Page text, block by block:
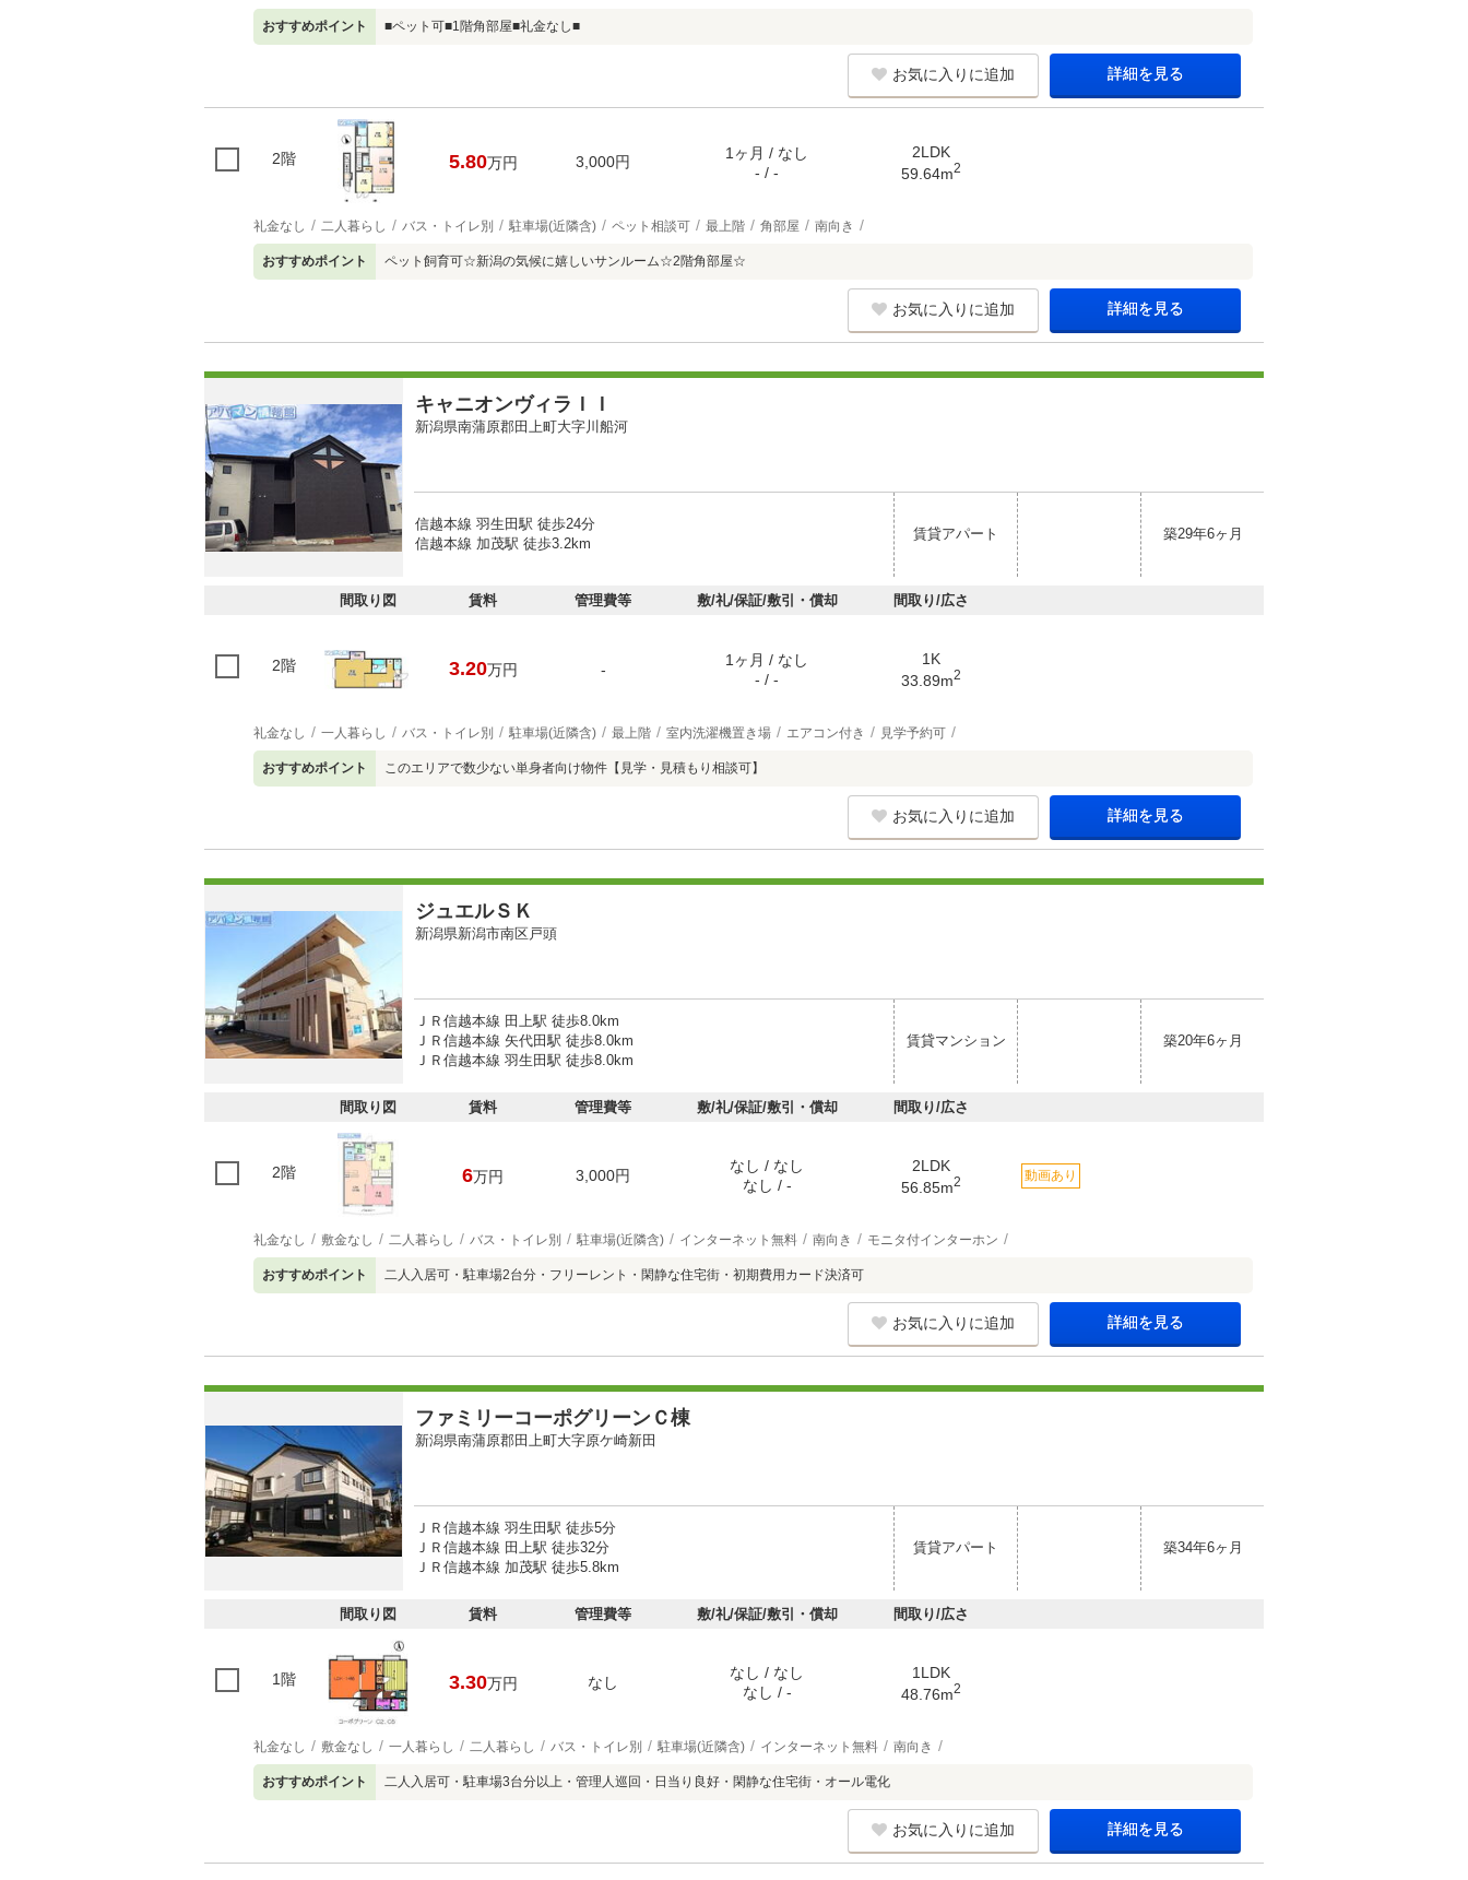
おすすめポイント ■ペット可■1階角部屋■礼金なし■
お気に入りに追加 詳細を見る
2階 5.80万円 3,000円
1ヶ月 / なし
- / -
2LDK
59.64m2
礼金なし 二人暮らし バス・トイレ別 駐車場(近隣含) ペット相談可 最上階 角部屋 南向き
おすすめポイント ペット飼育可☆新潟の気候に嬉しいサンルーム☆2階角部屋☆
お気に入りに追加 詳細を見る
キャニオンヴィラＩＩ
新潟県南蒲原郡田上町大字川船河
信越本線 羽生田駅 徒歩24分
信越本線 加茂駅 徒歩3.2km
賃貸アパート 築29年6ヶ月
間取り図 賃料 管理費等 敷/礼/保証/敷引・償却 間取り/広さ
2階 3.20万円 -
1ヶ月 / なし
- / -
1K
33.89m2
礼金なし 一人暮らし バス・トイレ別 駐車場(近隣含) 最上階 室内洗濯機置き場 エアコン付き 見学予約可
おすすめポイント このエリアで数少ない単身者向け物件【見学・見積もり相談可】
お気に入りに追加 詳細を見る
ジュエルＳＫ
新潟県新潟市南区戸頭
ＪＲ信越本線 田上駅 徒歩8.0km
ＪＲ信越本線 矢代田駅 徒歩8.0km
ＪＲ信越本線 羽生田駅 徒歩8.0km
賃貸マンション 築20年6ヶ月
間取り図 賃料 管理費等 敷/礼/保証/敷引・償却 間取り/広さ
2階 6万円 3,000円
なし / なし
なし / -
2LDK
56.85m2 動画あり
礼金なし 敷金なし 二人暮らし バス・トイレ別 駐車場(近隣含) インターネット無料 南向き モニタ付インターホン
おすすめポイント 二人入居可・駐車場2台分・フリーレント・閑静な住宅街・初期費用カード決済可
お気に入りに追加 詳細を見る
ファミリーコーポグリーンＣ棟
新潟県南蒲原郡田上町大字原ケ崎新田
ＪＲ信越本線 羽生田駅 徒歩5分
ＪＲ信越本線 田上駅 徒歩32分
ＪＲ信越本線 加茂駅 徒歩5.8km
賃貸アパート 築34年6ヶ月
間取り図 賃料 管理費等 敷/礼/保証/敷引・償却 間取り/広さ
1階 3.30万円 なし
なし / なし
なし / -
1LDK
48.76m2
礼金なし 敷金なし 一人暮らし 二人暮らし バス・トイレ別 駐車場(近隣含) インターネット無料 南向き
おすすめポイント 二人入居可・駐車場3台分以上・管理人巡回・日当り良好・閑静な住宅街・オール電化
お気に入りに追加 詳細を見る